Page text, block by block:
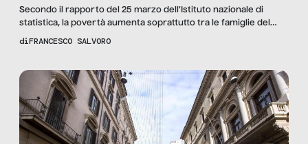
Secondo il rapporto del 25 marzo dell’Istituto nazionale di
statistica, la povertà aumenta soprattutto tra le famiglie del
Nord e tra i lavoratori dipendenti. Un’analisi di quelle che paiono
diFRANCESCO SALVORO